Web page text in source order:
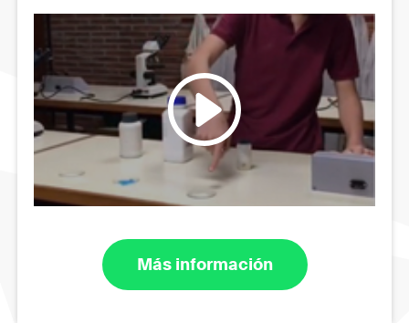
Más información